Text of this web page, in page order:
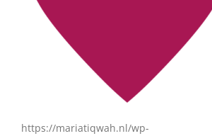
https://mariatiqwah.nl/wp-